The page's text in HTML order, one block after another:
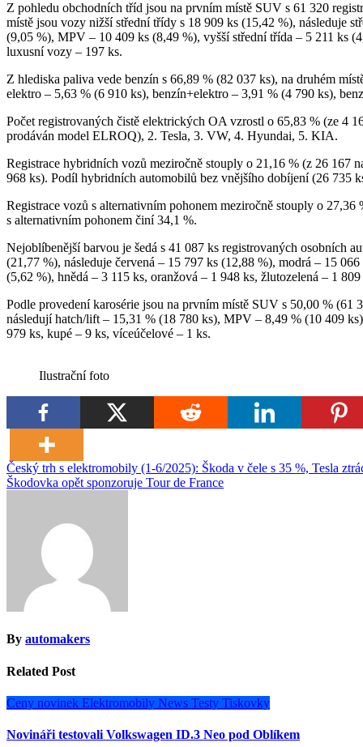
Z pohledu obchodních tříd jsou na prvním místě SUV s 61 320
místě jsou vozy nižší střední třídy s 18 909 ks (15,42 %), následuje
(9,05 %), MPV – 10 409 ks (8,49 %), vyšší střední třída – 5 211 ks
luxusní vozy – 197 ks.
Z hlediska paliva vede benzín s 66,89 % (82 037 ks), na druhém
elektro – 5,63 % (6 910 ks), benzín+elektro – 3,91 % (4 790 ks),
Počet registrovaných čistě elektrických OA vzrostl o 65,83 % (ze 4
prodáván model ELROQ), 2. Tesla, 3. VW, 4. Hyundai, 5. KIA.
Registrace hybridních vozů meziročně stouply o 21,16 % (z 26 167
968 ks). Podíl hybridních automobilů bez vnějšího dobíjení (26 735
Registrace vozů s alternativním pohonem meziročně stouply o
s alternativním pohonem činí 34,1 %.
Nejoblíbenější barvou je šedá s 41 087 ks registrovaných osobních
(21,77 %), následuje červená – 15 797 ks (12,88 %), modrá – 15
(5,62 %), hnědá – 3 115 ks, oranžová – 1 948 ks, žlutozelená – 1
Podle provedení karosérie jsou na prvním místě SUV s 50,00 % (61
následují hatch/lift – 15,31 % (18 780 ks), MPV – 8,49 % (10 409
979 ks, kupé – 9 ks, víceúčelové – 1 ks.
Ilustrační foto
Navigace
pro
Český trh s elektromobily (1-6/2025): Škoda v čele s 35 %, Tesla
Škodovka opět sponzoruje Tour de France
By automakers
Related Post
Ceny novinek Elektromobily News Testy Tiskovky
Novináři testovali Volkswagen ID.3 Neo pod Oblíkem